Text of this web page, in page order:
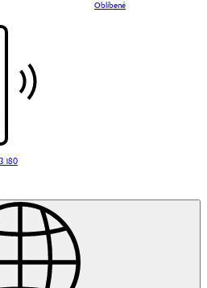
Oblíbené
180